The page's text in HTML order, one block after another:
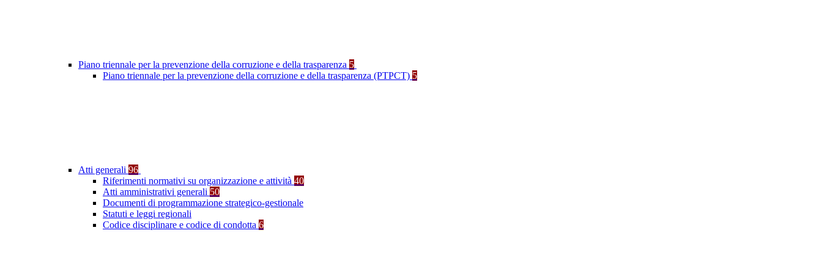
Piano triennale per la prevenzione della corruzione e della trasparenza 5
Piano triennale per la prevenzione della corruzione e della trasparenza (PTPCT) 5
Atti generali 96
Riferimenti normativi su organizzazione e attività 40
Atti amministrativi generali 50
Documenti di programmazione strategico-gestionale
Statuti e leggi regionali
Codice disciplinare e codice di condotta 6